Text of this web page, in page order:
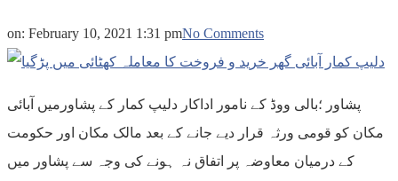
on: February 10, 2021 1:31 pmNo Comments
پشاور ؛بالی ووڈ کے نامور اداکار دلیپ کمار کے پشاورمیں آبائی
مکان کو قومی ورثہ قرار دیے جانے کے بعد مالک مکان اور حکومت
کے درمیان معاوضہ پر اتفاق نہ ہونے کی وجہ سے پشاور میں